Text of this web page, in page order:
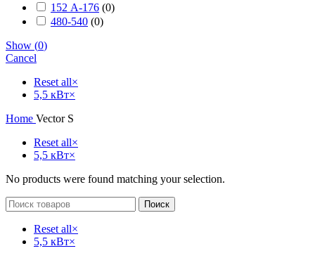
152 А-176 (0)
480-540 (0)
Show (0)
Cancel
Reset all×
5,5 кВт×
Home Vector S
Reset all×
5,5 кВт×
No products were found matching your selection.
Поиск
Reset all×
5,5 кВт×